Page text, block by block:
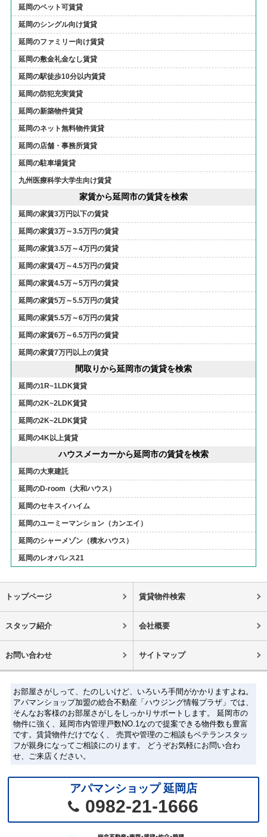
延岡のペット可賃貸
延岡のシングル向け賃貸
延岡のファミリー向け賃貸
延岡の敷金礼金なし賃貸
延岡の駅徒歩10分以内賃貸
延岡の防犯充実賃貸
延岡の新築物件賃貸
延岡のネット無料物件賃貸
延岡の店舗・事務所賃貸
延岡の駐車場賃貸
九州医療科学大学生向け賃貸
家賃から延岡市の賃貸を検索
延岡の家賃3万円以下の賃貸
延岡の家賃3万～3.5万円の賃貸
延岡の家賃3.5万～4万円の賃貸
延岡の家賃4万～4.5万円の賃貸
延岡の家賃4.5万～5万円の賃貸
延岡の家賃5万～5.5万円の賃貸
延岡の家賃5.5万～6万円の賃貸
延岡の家賃6万～6.5万円の賃貸
延岡の家賃7万円以上の賃貸
間取りから延岡市の賃貸を検索
延岡の1R~1LDK賃貸
延岡の2K~2LDK賃貸
延岡の2K~2LDK賃貸
延岡の4K以上賃貸
ハウスメーカーから延岡市の賃貸を検索
延岡の大東建託
延岡のD-room（大和ハウス）
延岡のセキスイハイム
延岡のユーミーマンション（カンエイ）
延岡のシャーメゾン（積水ハウス）
延岡のレオパレス21
トップページ 賃貸物件検索
スタッフ紹介 会社概要
お問い合わせ サイトマップ
お部屋さがしって、たのしいけど、いろいろ手間がかかりますよね。
アパマンショップ加盟の総合不動産「ハウジング情報プラザ」では、
そんなお客様のお部屋さがしをしっかりサポートします。 延岡市の
物件に強く、延岡市内管理戸数NO.1なので提案できる物件数も豊富
です。賃貸物件だけでなく、 売買や管理のご相談もベテランスタッ
フが親身になってご相談にのります。 どうぞお気軽にお問い合わ
せ、ご来店ください。
アパマンショップ 延岡店
0982-21-1666